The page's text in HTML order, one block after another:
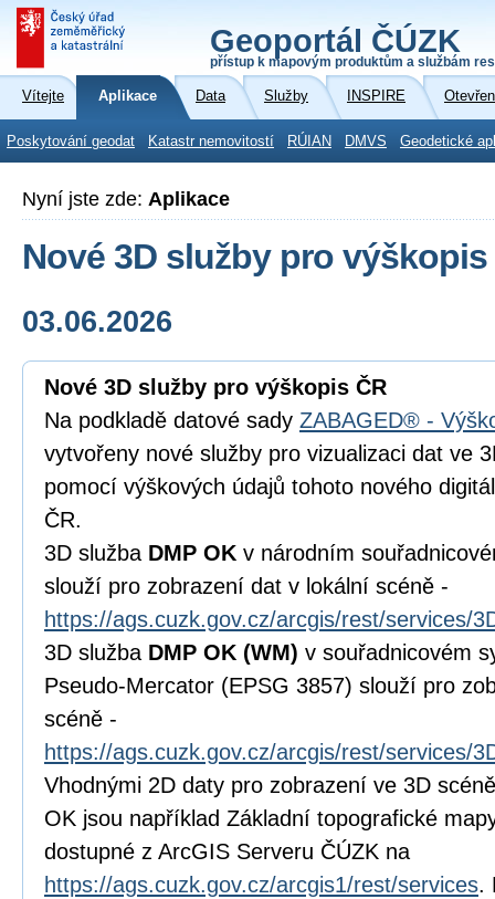
Geoportál ČÚZK
přístup k mapovým produktům a službám
Vítejte Aplikace Data Služby INSPIRE
Poskytování geodat Katastr nemovitostí RÚIAN DMVS Geodetické
Nyní jste zde: Aplikace
Nové 3D služby pro výškopis
03.06.2026
Nové 3D služby pro výškopis ČR
Na podkladě datové sady ZABAGED® -
vytvořeny nové služby pro vizualizaci dat ve
pomocí výškových údajů tohoto nového
ČR.
3D služba DMP OK v národním
slouží pro zobrazení dat v lokální scéně -
https://ags.cuzk.gov.cz/arcgis/rest/services/
3D služba DMP OK (WM) v souřadnicovém
Pseudo-Mercator (EPSG 3857) slouží pro
scéně -
https://ags.cuzk.gov.cz/arcgis/rest/services/
Vhodnými 2D daty pro zobrazení ve 3D
OK jsou například Základní topografické
dostupné z ArcGIS Serveru ČÚZK na
https://ags.cuzk.gov.cz/arcgis1/rest/services.